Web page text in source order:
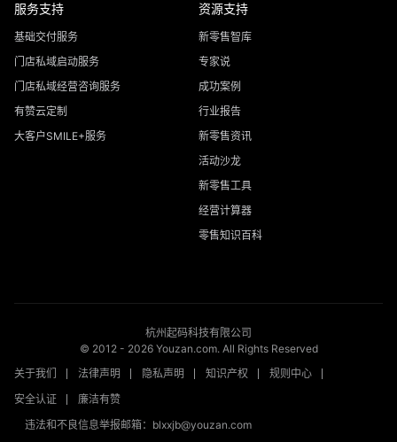
服务支持
基础交付服务
门店私域启动服务
门店私域经营咨询服务
有赞云定制
大客户SMILE+服务
资源支持
新零售智库
专家说
成功案例
行业报告
新零售资讯
活动沙龙
新零售工具
经营计算器
零售知识百科
杭州起码科技有限公司
© 2012 - 2026Youzan.com. All Rights Reserved
关于我们
法律声明 隐私声明 知识产权
规则中心
安全认证
廉洁有赞
违法和不良信息举报邮箱：blxxjb@youzan.com